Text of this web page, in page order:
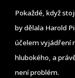
Pokaždé, když
by dělala Harold
účelem vyjádření
hlubokého, a
není problém.